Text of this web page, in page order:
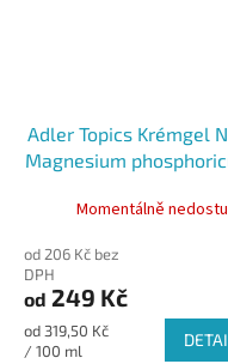
Adler Topics Krémgel
Magnesium
Momentálně
od 206 Kč bez
DPH
od 249 Kč
Měrná
cena:
od 319,50 Kč
/ 100 ml